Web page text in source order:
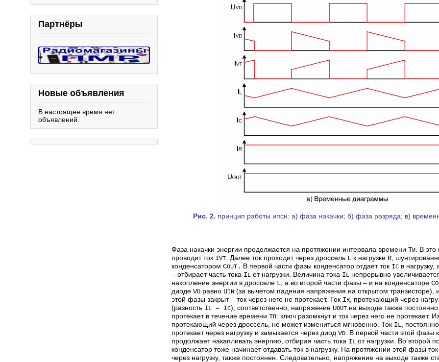
Партнёры
Новые объявления
В настоящее время нет
объявлений.
Рис. 2. принцип работы ипсн: а) фаза накачки; б) фаза разряда; в)
Фаза накачки энергии продолжается на протяжении интервала времени ТИ . В
проводит ток IVT . Далее ток проходит через дроссель L к нагрузке R ,
конденсатором COUT . В первой части фазы конденсатор отдает ток IC в
– отбирает часть тока IL от нагрузки. Величина тока IL непрерывно
накопление энергии в дросселе L , а во второй части фазы – и на конденсаторе C
диоде VD равно UIN (за вычетом падения напряжения на открытом транзисторе),
этой фазы закрыт – ток через него не протекает. Ток IR , протекающий через
(разность IL – IC), соответственно, напряжение UOUT на выходе также
протекает в течение времени ТП: ключ разомкнут и ток через него не протекает.
протекающий через дроссель, не может измениться мгновенно. Ток IL ,
протекает через нагрузку и замыкается через диод VD . В первой части этой фазы
продолжает накапливать энергию, отбирая часть тока IL от нагрузки. Во второй
конденсатор тоже начинает отдавать ток в нагрузку. На протяжении этой фазы ток
через нагрузку, также постоянен. Следовательно, напряжение на выходе также